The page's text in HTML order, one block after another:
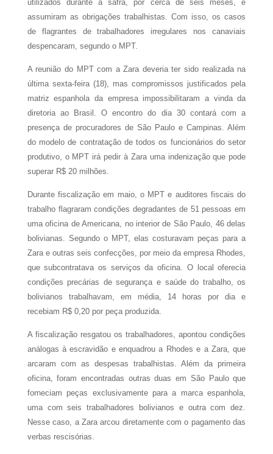
utilizados durante a safra, por cerca de seis meses, e
assumiram as obrigações trabalhistas. Com isso, os casos
de flagrantes de trabalhadores irregulares nos canaviais
despencaram, segundo o MPT.
A reunião do MPT com a Zara deveria ter sido realizada na
última sexta-feira (18), mas compromissos justificados pela
matriz espanhola da empresa impossibilitaram a vinda da
diretoria ao Brasil. O encontro do dia 30 contará com a
presença de procuradores de São Paulo e Campinas. Além
do modelo de contratação de todos os funcionários do setor
produtivo, o MPT irá pedir à Zara uma indenização que pode
superar R$ 20 milhões.
Durante fiscalização em maio, o MPT e auditores fiscais do
trabalho flagraram condições degradantes de 51 pessoas em
uma oficina de Americana, no interior de São Paulo, 46 delas
bolivianas. Segundo o MPT, elas costuravam peças para a
Zara e outras seis confecções, por meio da empresa Rhodes,
que subcontratava os serviços da oficina. O local oferecia
condições precárias de segurança e saúde do trabalho, os
bolivianos trabalhavam, em média, 14 horas por dia e
recebiam R$ 0,20 por peça produzida.
A fiscalização resgatou os trabalhadores, apontou condições
análogas à escravidão e enquadrou a Rhodes e a Zara, que
arcaram com as despesas trabalhistas. Além da primeira
oficina, foram encontradas outras duas em São Paulo que
forneciam peças exclusivamente para a marca espanhola,
uma com seis trabalhadores bolivianos e outra com dez.
Nesse caso, a Zara arcou diretamente com o pagamento das
verbas rescisórias.